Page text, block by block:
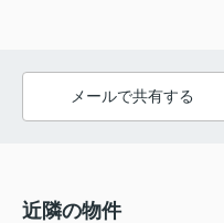
メールで共有する
近隣の物件